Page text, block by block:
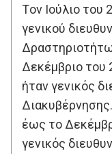
Tον Ιούλιο του
γενικού
Δεκέμβριο του
ήταν γενικός
έως το
γενικός